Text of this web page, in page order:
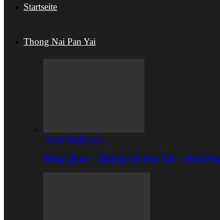
Startseite
Thong Nai Pan Yai
Thong Nai Pan Yai
Ping Chan – Thong Nai Pan Yai – Koh